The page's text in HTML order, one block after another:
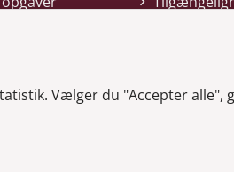
Vælger du "Accepter alle",